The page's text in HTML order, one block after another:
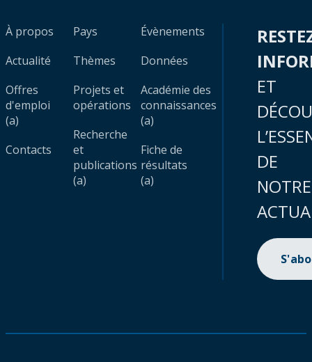
À propos
Actualité
Offres
d'emploi
(a)
Contacts
Pays
Thèmes
Projets et
opérations
Recherche
et
publications
(a)
Évènements
Données
Académie des
connaissances
(a)
Fiche de
résultats
(a)
ET
DE
NOTRE